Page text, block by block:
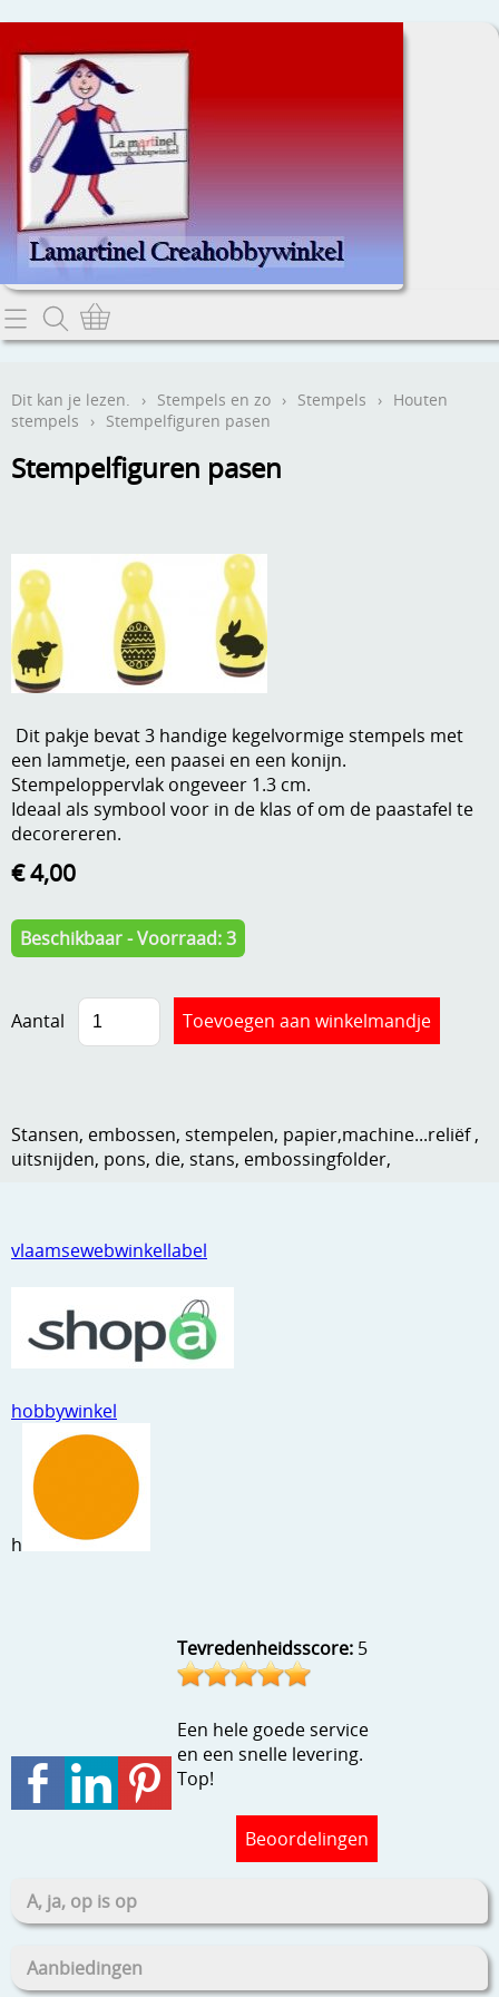
Home
Contact
Webwinkel
Aanbiedingen
Andere
Boeken en magazines
DVD-CD
Embossen
Handige extra's
Hechtingsmaterialen
Hout , MDF, kartonmateriaal, steen
Kneedmateriaal
Merken
Papier en karton
Ribbelaar
Speciaal papier
Stans machine en embossing machines
Stempels en zo
Verzend - en verpakkingsk
Mijn account
Anders creatief
Gastenboek
vlaamsewebwinkellabel
hobbywinkel
h
Tevredenheidsscore: 5
Een hele goede service
en een snelle levering.
Top!
Beoordelingen
A, ja, op is op
Aanbiedingen
Dit kan je lezen. › Stempels en zo › Stempels › Houten
stempels
› Stempelfiguren pasen
Stempelfiguren pasen
Dit pakje bevat 3 handige kegelvormige stempels met
een lammetje, een paasei en een konijn.
Stempeloppervlak ongeveer 1.3 cm.
Ideaal als symbool voor in de klas of om de paastafel te
decorereren.
€ 4,00
Beschikbaar - Voorraad: 3
Aantal
Stansen, embossen, stempelen, papier,machine...reliëf ,
uitsnijden, pons, die, stans, embossingfolder,